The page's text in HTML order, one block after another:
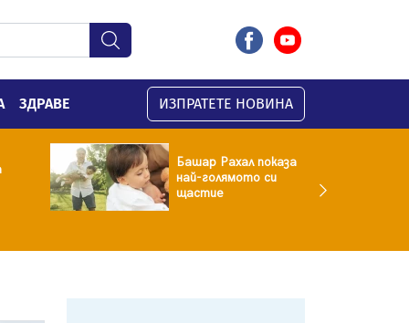
ЗДРАВЕ ИЗПРАТЕТЕ НОВИНА
Башар Рахал показа
най-голямото си
щастие